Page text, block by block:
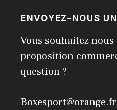
ENVOYEZ-NOUS
Vous souhaitez
proposition
question ?
Boxesport@orange.fr